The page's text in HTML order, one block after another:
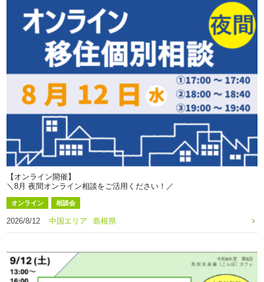
【オンライン開催】
＼8月 夜間オンライン相談をご活用ください！／
オンライン 相談会
2026/8/12 中国エリア 島根県